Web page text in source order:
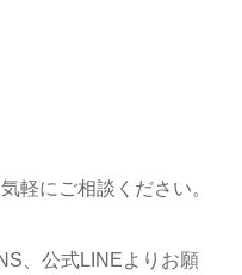
軽にご相談ください。
、公式LINEよりお願